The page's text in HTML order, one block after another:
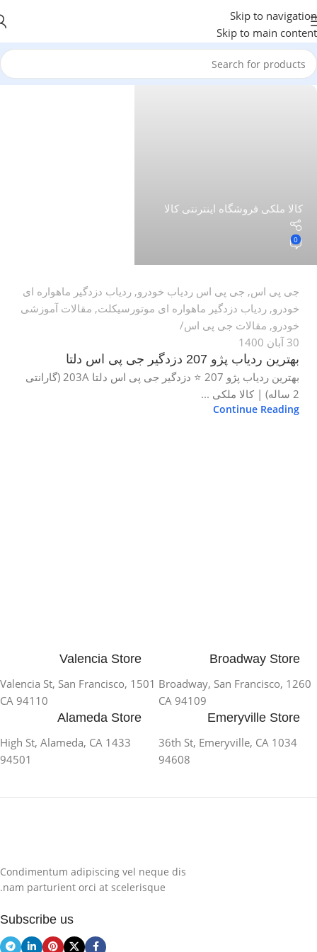
Skip to navigation
Skip to main content
کالا ملکی فروشگاه اینترنتی کالا
0
جی پی اس, جی پی اس ردیاب خودرو, ردیاب دزدگیر ماهواره ای
خودرو, ردیاب دزدگیر ماهواره ای موتورسیکلت, مقالات آموزشی
خودرو, مقالات جی پی اس
30 آبان 1400
بهترین ردیاب پژو 207 دزدگیر جی پی اس دلتا
بهترین ردیاب پژو 207 ⭐ دزدگیر جی پی اس دلتا 203A (گارانتی
2 ساله) | کالا ملکی ...
Continue Reading
Broadway Store
1260 Broadway, San Francisco,
CA 94109
Valencia Store
1501 Valencia St, San Francisco,
CA 94110
Emeryville Store
1034 36th St, Emeryville, CA
94608
Alameda Store
1433 High St, Alameda, CA
94501
Condimentum adipiscing vel neque dis
nam parturient orci at scelerisque.
Subscribe us